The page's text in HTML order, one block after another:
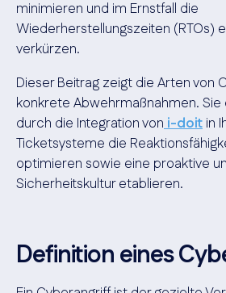
minimieren und im Ernstfall die
Wiederherstellungszeiten (RTOs)
verkürzen.
Dieser Beitrag zeigt die Arten von
konkrete Abwehrmaßnahmen. Sie
durch die Integration von i-doit in
Ticketsysteme die
optimieren sowie eine proaktive
Sicherheitskultur etablieren.
Definition eines